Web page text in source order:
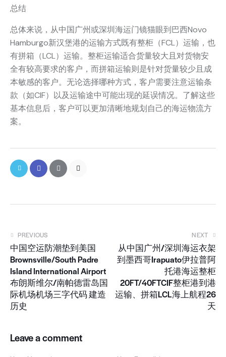
总结
总体来说，从中国广州或深圳海运门镜猫眼到巴西Novo
Hamburgo新汉堡港的运输方式既有整柜（FCL）运输，也
有拼箱（LCL）运输。整柜运输适合货量较大且对货物安
全有较高要求的客户，而拼箱运输则是针对货量较少且成
本敏感的客户。无论选择哪种方式，客户需要注意运输条
款（如CIF）以及运输途中可能出现的延误情况。了解这些
基本信息后，客户可以更加清晰地规划自己的海运物流方
案。
PREVIOUS
中国空运防潮垫到美国
Brownsville/South Padre
Island International Airport
布朗斯维尔/南帕德雷岛国
际机场机场三字代码 建造
历史
NEXT
从中国广州/深圳海运衣架
到墨西哥Irapuato伊拉普阿
托港海运整柜
20FT/40FTCIF整柜港到港
运输、拼箱LCL海上航程26
天
Leave a comment